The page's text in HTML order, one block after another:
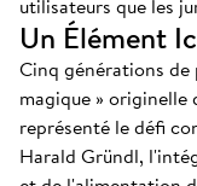
utilisateurs que les
Un Élément
Cinq générations
magique »
représenté le défi
Harald Gründl,